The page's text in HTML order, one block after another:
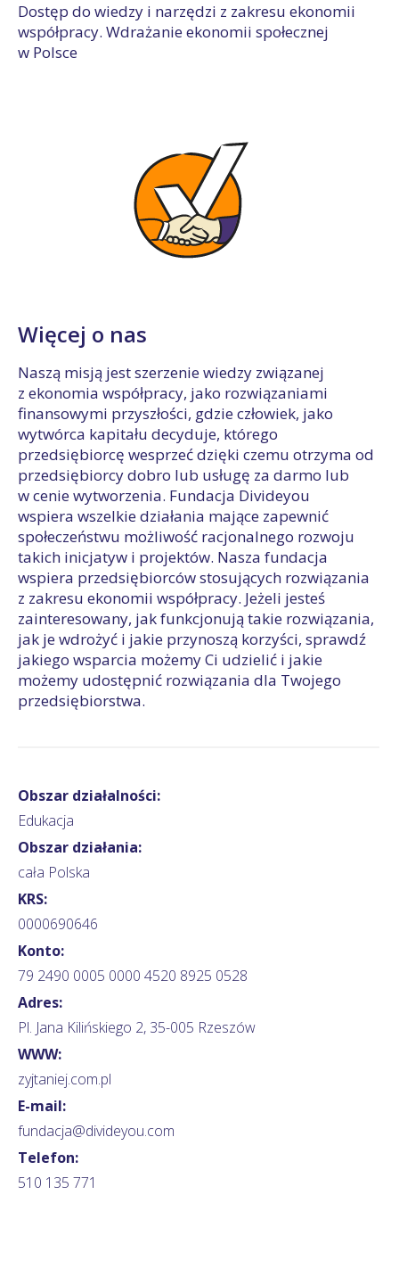
Dostęp do wiedzy i narzędzi z zakresu ekonomii
współpracy. Wdrażanie ekonomii społecznej
w Polsce
Więcej o nas
Naszą misją jest szerzenie wiedzy związanej
z ekonomia współpracy, jako rozwiązaniami
finansowymi przyszłości, gdzie człowiek, jako
wytwórca kapitału decyduje, którego
przedsiębiorcę wesprzeć dzięki czemu otrzyma od
przedsiębiorcy dobro lub usługę za darmo lub
w cenie wytworzenia. Fundacja Divideyou
wspiera wszelkie działania mające zapewnić
społeczeństwu możliwość racjonalnego rozwoju
takich inicjatyw i projektów. Nasza fundacja
wspiera przedsiębiorców stosujących rozwiązania
z zakresu ekonomii współpracy. Jeżeli jesteś
zainteresowany, jak funkcjonują takie rozwiązania,
jak je wdrożyć i jakie przynoszą korzyści, sprawdź
jakiego wsparcia możemy Ci udzielić i jakie
możemy udostępnić rozwiązania dla Twojego
przedsiębiorstwa.
Obszar działalności:
Edukacja
Obszar działania:
cała Polska
KRS:
0000690646
Konto:
79 2490 0005 0000 4520 8925 0528
Adres:
Pl. Jana Kilińskiego 2, 35-005 Rzeszów
WWW:
zyjtaniej.com.pl
E-mail:
fundacja@divideyou.com
Telefon:
510 135 771